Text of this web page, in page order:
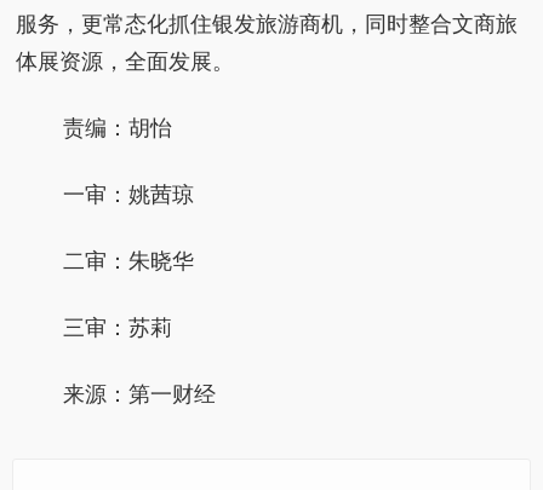
服务，更常态化抓住银发旅游商机，同时整合文商旅
体展资源，全面发展。
责编：胡怡
一审：姚茜琼
二审：朱晓华
三审：苏莉
来源：第一财经